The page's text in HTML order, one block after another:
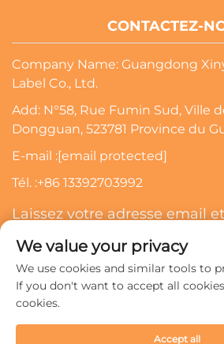
CONTACTEZ-
Company Name: Guangdong
Label Co., Ltd.
Add: N°58, Rue Fumin Sud, Ville
Dongguan, 523781 Province du
E-mail :[email protected]
Tél. :+86 13392703992
Laissez votre adresse email
Droits d'auteur © 2024 Guangdong
We value your privacy
We use cookies and similar tools to
If you don't want to accept all
cookies.
Accept all